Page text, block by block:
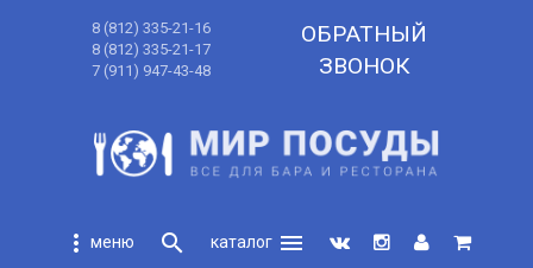
8 (812) 335-21-16
8 (812) 335-21-17
7 (911) 947-43-48
ОБРАТНЫЙ
ЗВОНОК
more_vert search
menu